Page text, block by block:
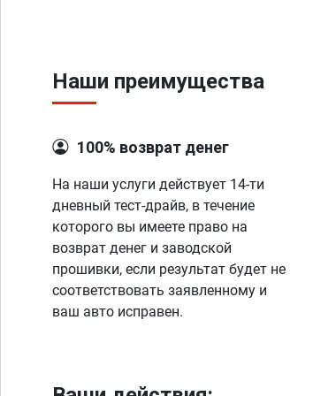
Наши преимущества
100% возврат денег
На наши услуги действует 14-ти
дневный тест-драйв, в течение
которого вы имеете право на
возврат денег и заводской
прошивки, если результат будет не
соответствовать заявленному и
ваш авто исправен.